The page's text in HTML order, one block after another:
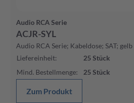
Audio RCA Serie
ACJR-SYL
Audio RCA Serie; Kabeldose; SAT; gelb
Liefereinheit: 25 Stück
Mind. Bestellmenge: 25 Stück
Zum Produkt